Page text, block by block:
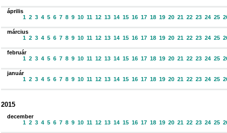
április
1 2 3 4 5 6 7 8 9 10 11 12 13 14 15 16 17 18 19 20 21 22 23 24 25
március
1 2 3 4 5 6 7 8 9 10 11 12 13 14 15 16 17 18 19 20 21 22 23 24 25
február
1 2 3 4 5 6 7 8 9 10 11 12 13 14 15 16 17 18 19 20 21 22 23 24 25
január
1 2 3 4 5 6 7 8 9 10 11 12 13 14 15 16 17 18 19 20 21 22 23 24 25
2015
december
1 2 3 4 5 6 7 8 9 10 11 12 13 14 15 16 17 18 19 20 21 22 23 24 25